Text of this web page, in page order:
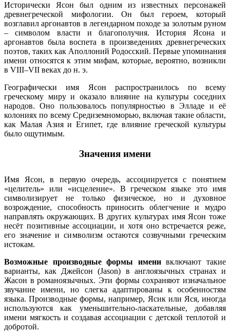
Исторически Ясон был одним из известных персонажей
древнегреческой мифологии. Он был героем, который
возглавил аргонавтов в легендарном походе за золотым руном
– символом власти и благополучия. История Ясона и
аргонавтов была воспета в произведениях древнегреческих
поэтов, таких как Аполлоний Родосский. Первые упоминания
имени относятся к этим мифам, которые, вероятно, возникли
в VIII–VII веках до н. э.
Географически имя Ясон распространилось по всему
греческому миру и оказало влияние на культуры соседних
народов. Оно пользовалось популярностью в Элладе и её
колониях по всему Средиземноморью, включая такие области,
как Малая Азия и Египет, где влияние греческой культуры
было ощутимым.
Значения имени
Имя Ясон, в первую очередь, ассоциируется с понятием
«целитель» или «исцеление». В греческом языке это имя
символизирует не только физическое, но и духовное
возрождение, способность приносить облегчение и мудро
направлять окружающих. В других культурах имя Ясон тоже
несёт позитивные ассоциации, и хотя оно встречается реже,
его значение и символизм остаются созвучными греческим
истокам.
Возможные производные формы именивключают такие
варианты, как Джейсон (Jason) в англоязычных странах и
Жасон в романоязычных. Эти формы сохраняют изначальное
звучание имени, но слегка адаптированы к особенностям
языка. Производные формы, например, Ясик или Яся, иногда
используются как уменьшительно-ласкательные, добавляя
имени мягкость и создавая ассоциации с детской теплотой и
добротой.